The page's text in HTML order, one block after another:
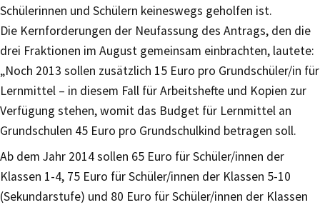
Schülerinnen und Schülern keineswegs geholfen ist.
Die Kernforderungen der Neufassung des Antrags, den die
drei Fraktionen im August gemeinsam einbrachten, lautete:
„Noch 2013 sollen zusätzlich 15 Euro pro Grundschüler/in für
Lernmittel – in diesem Fall für Arbeitshefte und Kopien zur
Verfügung stehen, womit das Budget für Lernmittel an
Grundschulen 45 Euro pro Grundschulkind betragen soll.
Ab dem Jahr 2014 sollen 65 Euro für Schüler/innen der
Klassen 1-4, 75 Euro für Schüler/innen der Klassen 5-10
(Sekundarstufe) und 80 Euro für Schüler/innen der Klassen